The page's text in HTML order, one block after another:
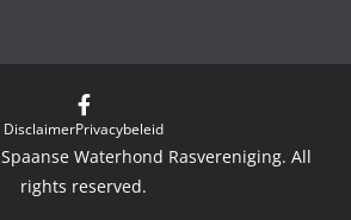
DisclaimerPrivacybeleid
Spaanse Waterhond Rasvereniging. All
rights reserved.